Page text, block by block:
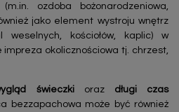
ozdoba bożonarodzeniowa,
jako element wystroju wnętrz
kościołów, kaplic) w
impreza okolicznościowa tj. chrzest,
świeczkiorazdługi czas
bezzapachowa może być również